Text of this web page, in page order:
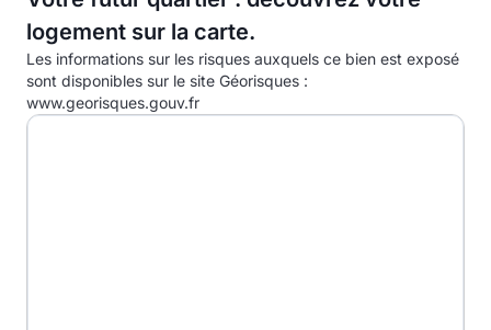
D
E
F
logement sur la carte.
Les informations sur les risques auxquels ce bien est exposé
sont disponibles sur le site Géorisques :
www.georisques.gouv.fr